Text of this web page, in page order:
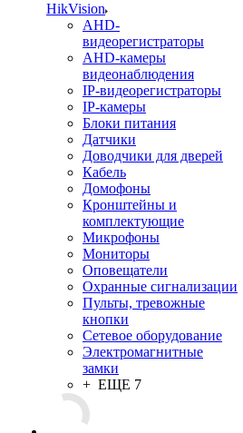
HikVision
AHD-
видеорегистраторы
AHD-камеры
видеонаблюдения
IP-видеорегистраторы
IP-камеры
Блоки питания
Датчики
Доводчики для дверей
Кабель
Домофоны
Кронштейны и
комплектующие
Микрофоны
Мониторы
Оповещатели
Охранные сигнализации
Пульты, тревожные
кнопки
Сетевое оборудование
Электромагнитные
замки
+ ЕЩЕ 7